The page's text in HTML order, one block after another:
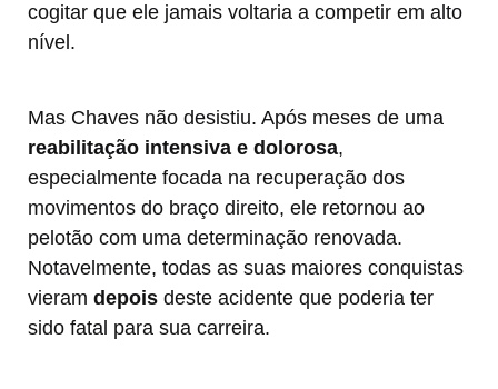
cogitar que ele jamais voltaria a competir em alto
nível.
Mas Chaves não desistiu. Após meses de uma
reabilitação intensiva e dolorosa,
especialmente focada na recuperação dos
movimentos do braço direito, ele retornou ao
pelotão com uma determinação renovada.
Notavelmente, todas as suas maiores conquistas
vieram depois deste acidente que poderia ter
sido fatal para sua carreira.